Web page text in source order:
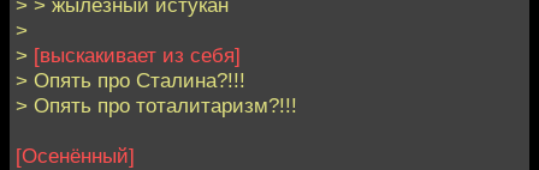
> > жылезный истукан
>
> [выскакивает из себя]
> Опять про Сталина?!!!
> Опять про тоталитаризм?!!!
[Осенённый]